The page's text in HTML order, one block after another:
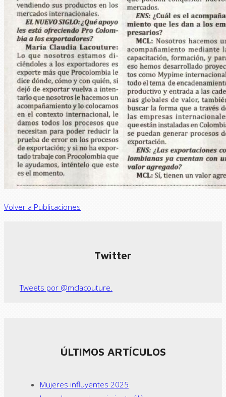
Volver a Publicaciones
Twitter
Tweets por @mclacouture.
ÚLTIMOS ARTÍCULOS
Mujeres influyentes 2025